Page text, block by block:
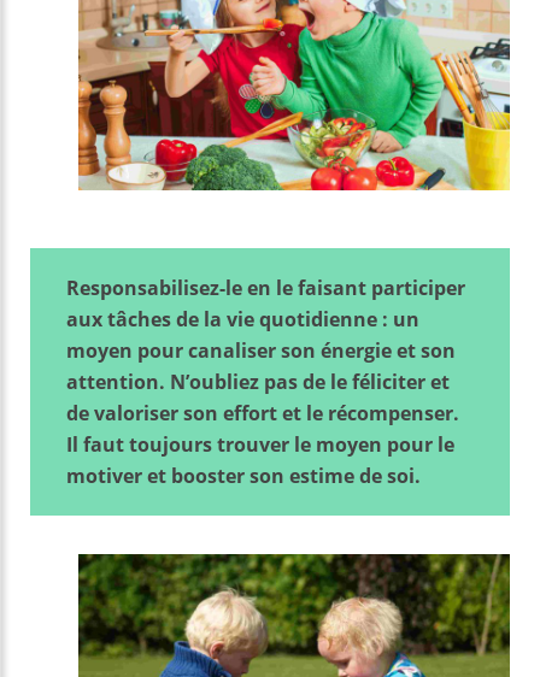
Responsabilisez-le en le faisant participer
aux tâches de la vie quotidienne : un
moyen pour canaliser son énergie et son
attention. N’oubliez pas de le féliciter et
de valoriser son effort et le récompenser.
Il faut toujours trouver le moyen pour le
motiver et booster son estime de soi.